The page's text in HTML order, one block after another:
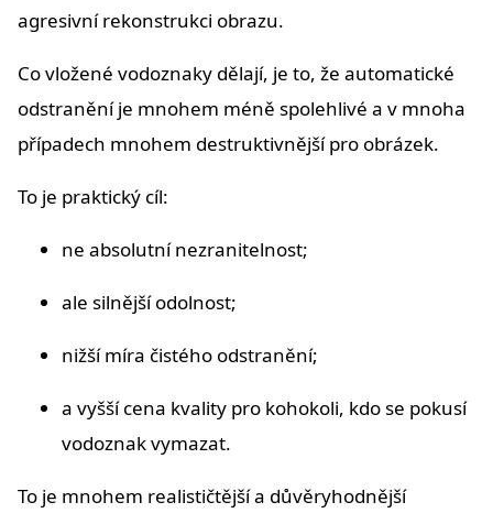
agresivní rekonstrukci obrazu.
Co vložené vodoznaky dělají, je to, že automatické
odstranění je mnohem méně spolehlivé a v mnoha
případech mnohem destruktivnější pro obrázek.
To je praktický cíl:
ne absolutní nezranitelnost;
ale silnější odolnost;
nižší míra čistého odstranění;
a vyšší cena kvality pro kohokoli, kdo se pokusí
vodoznak vymazat.
To je mnohem realističtější a důvěryhodnější